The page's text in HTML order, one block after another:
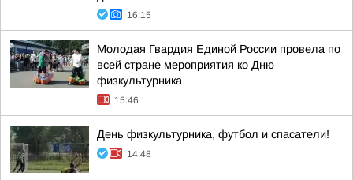
16:15
Молодая Гвардия Единой России провела по
всей стране мероприятия ко Дню
физкультурника
15:46
День физкультурника, футбол и спасатели!
14:48